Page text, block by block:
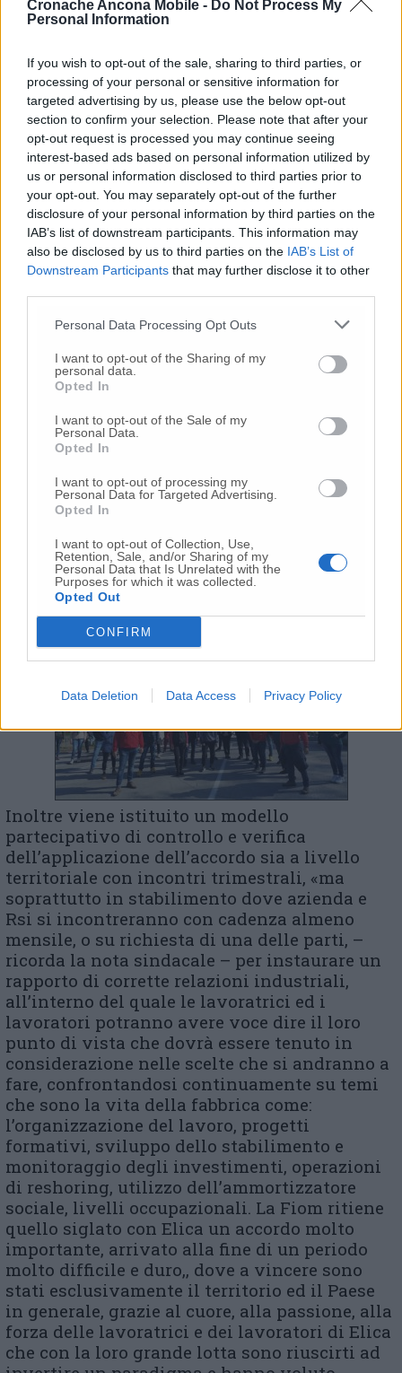
Cronache Ancona Mobile - Do Not Process My
Personal Information
If you wish to opt-out of the sale, sharing to third parties, or
processing of your personal or sensitive information for
targeted advertising by us, please use the below opt-out
section to confirm your selection. Please note that after your
opt-out request is processed you may continue seeing
interest-based ads based on personal information utilized by
us or personal information disclosed to third parties prior to
your opt-out. You may separately opt-out of the further
disclosure of your personal information by third parties on the
IAB’s list of downstream participants. This information may
also be disclosed by us to third parties on the IAB’s List of
Downstream Participants that may further disclose it to other
Personal Data Processing Opt Outs
I want to opt-out of the Sharing of my
personal data.
Opted In
I want to opt-out of the Sale of my
Personal Data.
Opted In
I want to opt-out of processing my
Personal Data for Targeted Advertising.
Opted In
I want to opt-out of Collection, Use,
Retention, Sale, and/or Sharing of my
Personal Data that Is Unrelated with the
Purposes for which it was collected.
Opted Out
CONFIRM
Data Deletion Data Access Privacy Policy
in maniera autonoma e volontaria – rimarca
previsto un incentivo all’esodo di 75.000 euro,
fermo restando il numero minimo di
personale di 400 unità che sono quelle
necessarie a rendere sostenibile una fabbrica
da un punto di vista industriale e
indispensabili per la realizzazione dei
prodotti che poi dovranno essere venduti sui
mercati. Se alla fine del piano non si sarà
arrivati al numero di uscite dichiarato
dall’azienda, si procederà a confrontarsi su
strumenti come il contratto di espansione,
adeguato turn over con la staffetta
generazionale, con l’obiettivo di ringiovanire
la fabbrica, preservare i livelli di organici, le
professionalità esistenti e quelle che
serviranno in futuro. Per il prossimo biennio,
sono inoltre previsti investimenti in prodotto
e processo per 7,5 milioni di euro e percorsi
formativi necessari alle nuove tipologie di
produzione ed alla mobilità tra reparti che
servirà a garantire lavoro a tutte le persone
che resteranno in Elica».
Inoltre viene istituito un modello
partecipativo di controllo e verifica
dell’applicazione dell’accordo sia a livello
territoriale con incontri trimestrali, «ma
soprattutto in stabilimento dove azienda e
Rsi si incontreranno con cadenza almeno
mensile, o su richiesta di una delle parti, –
ricorda la nota sindacale – per instaurare un
rapporto di corrette relazioni industriali,
all’interno del quale le lavoratrici ed i
lavoratori potranno avere voce dire il loro
punto di vista che dovrà essere tenuto in
considerazione nelle scelte che si andranno a
fare, confrontandosi continuamente su temi
che sono la vita della fabbrica come:
l’organizzazione del lavoro, progetti
formativi, sviluppo dello stabilimento e
monitoraggio degli investimenti, operazioni
di reshoring, utilizzo dell’ammortizzatore
sociale, livelli occupazionali. La Fiom ritiene
quello siglato con Elica un accordo molto
importante, arrivato alla fine di un periodo
molto difficile e duro,, dove a vincere sono
stati esclusivamente il territorio ed il Paese
in generale, grazie al cuore, alla passione, alla
forza delle lavoratrici e dei lavoratori di Elica
che con la loro grande lotta sono riuscirti ad